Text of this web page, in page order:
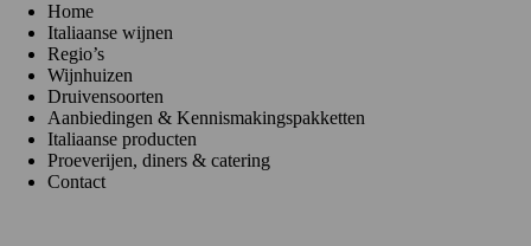
Home
Italiaanse wijnen
Regio’s
Wijnhuizen
Druivensoorten
Aanbiedingen & Kennismakingspakketten
Italiaanse producten
Proeverijen, diners & catering
Contact